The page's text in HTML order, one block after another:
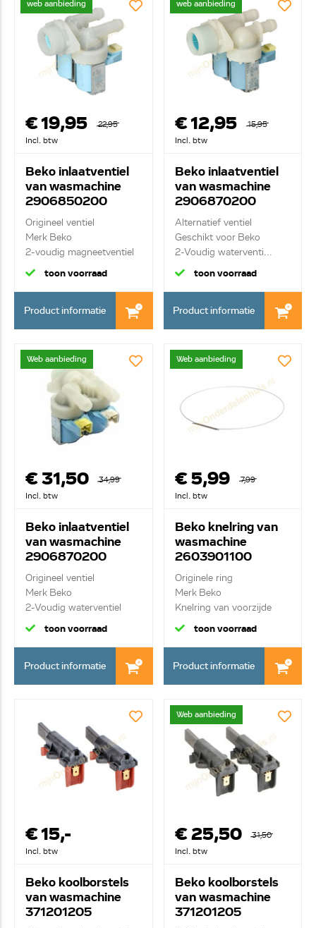
web aanbieding
€ 19,95
22,95
Incl. btw
Beko inlaatventiel
van wasmachine
2906850200
Origineel ventiel
Merk Beko
2-voudig magneetventiel
recht ...
toon voorraad
Product informatie
web aanbieding
€ 12,95
15,95
Incl. btw
Beko inlaatventiel
van wasmachine
2906870200
Alternatief ventiel
Geschikt voor Beko
2-Voudig waterventi...
toon voorraad
Product informatie
Web aanbieding
€ 31,50
34,99
Incl. btw
Beko inlaatventiel
van wasmachine
2906870200
C00869647
Origineel ventiel
Merk Beko
2-Voudig waterventiel
toon voorraad
Product informatie
Web aanbieding
€ 5,99
7,99
Incl. btw
Beko knelring van
wasmachine
2603901100
Originele ring
Merk Beko
Knelring van voorzijde
manchet
toon voorraad
Product informatie
€ 15,-
Incl. btw
Beko koolborstels
van wasmachine
371201205
Web aanbieding
€ 25,50
31,50
Incl. btw
Beko koolborstels
van wasmachine
371201205